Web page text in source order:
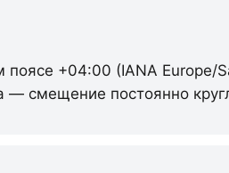
+04:00 (IANA Europe/
— смещение постоянно